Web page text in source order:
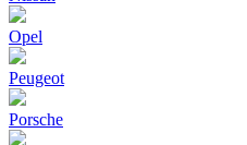
Opel
Peugeot
Porsche